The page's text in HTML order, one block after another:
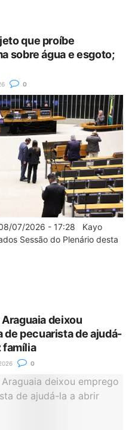
que proíbe
sobre água e esgoto;
0
08/07/2026 - 17:28 Kayo
Sessão do Plenário desta
deixou
de pecuarista de ajudá-
família
0